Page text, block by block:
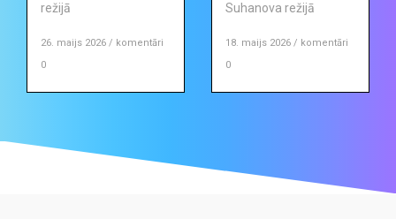
režijā
26. maijs 2026 / komentāri
0
Suhanova režijā
18. maijs 2026 / komentāri
0